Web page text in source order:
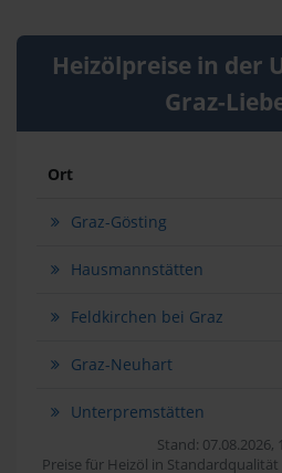
Heizölpreise in der
Graz-
Ort
Graz-Gösting
Hausmannstätten
Feldkirchen bei Graz
Graz-Neuhart
Unterpremstätten
Stand: 07.08.2026,
Preise für Heizöl in